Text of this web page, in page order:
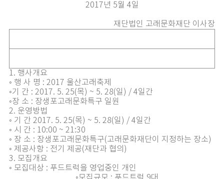
2017년 5월 4일
재단법인 고래문화재단 이사장
1. 행사개요
◦ 행 사 명 : 2017 울산고래축제
◦기 간 : 2017. 5. 25(목) ~ 5. 28(일) / 4일간
◦장 소 : 장생포고래문화특구 일원
2. 운영방법
◦ 기 간 2017. 5. 25(목) ~ 5. 28(일) / 4일간
◦ 시 간 : 10:00 ~ 21:30
◦ 장 소 : 장생포고래문화특구(고래문화재단이 지정하는 장소)
◦ 제공사항 : 전기 제공(재단과 협의)
3. 모집개요
◦ 모집대상 : 푸드트럭을 영업중인 개인